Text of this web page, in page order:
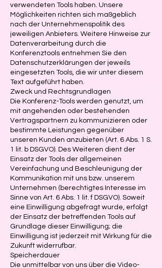
verwendeten Tools haben. Unsere
Möglichkeiten richten sich maßgeblich
nach der Unternehmenspolitik des
jeweiligen Anbieters. Weitere Hinweise zur
Datenverarbeitung durch die
Konferenztools entnehmen Sie den
Datenschutzerklärungen der jeweils
eingesetzten Tools, die wir unter diesem
Text aufgeführt haben.
Zweck und Rechtsgrundlagen
Die Konferenz-Tools werden genutzt, um
mit angehenden oder bestehenden
Vertragspartnern zu kommunizieren oder
bestimmte Leistungen gegenüber
unseren Kunden anzubieten (Art. 6 Abs. 1 S.
1 lit. b DSGVO). Des Weiteren dient der
Einsatz der Tools der allgemeinen
Vereinfachung und Beschleunigung der
Kommunikation mit uns bzw. unserem
Unternehmen (berechtigtes Interesse im
Sinne von Art. 6 Abs. 1 lit. f DSGVO). Soweit
eine Einwilligung abgefragt wurde, erfolgt
der Einsatz der betreffenden Tools auf
Grundlage dieser Einwilligung; die
Einwilligung ist jederzeit mit Wirkung für die
Zukunft widerrufbar.
Speicherdauer
Die unmittelbar von uns über die Video-